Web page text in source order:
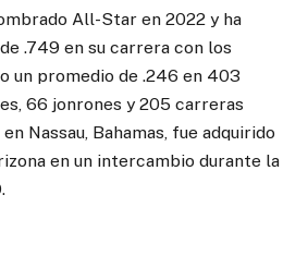
All-Star en 2022 y ha
.749 en su carrera con los
un promedio de .246 en 403
66 jonrones y 205 carreras
Nassau, Bahamas, fue adquirido
en un intercambio durante la